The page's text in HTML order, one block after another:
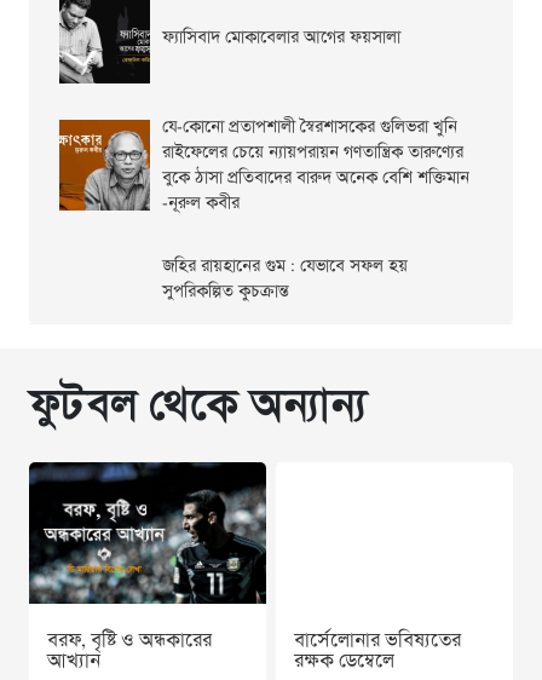
ফ্যাসিবাদ মোকাবেলার আগের ফয়সালা
যে-কোনো প্রতাপশালী স্বৈরশাসকের গুলিভরা খুনি
রাইফেলের চেয়ে ন্যায়পরায়ন গণতান্ত্রিক তারুণ্যের
বুকে ঠাসা প্রতিবাদের বারুদ অনেক বেশি শক্তিমান
-নূরুল কবীর
জহির রায়হানের গুম : যেভাবে সফল হয়
সুপরিকল্পিত কুচক্রান্ত
ফুটবল থেকে অন্যান্য
বরফ, বৃষ্টি ও অন্ধকারের
আখ্যান
বার্সেলোনার ভবিষ্যতের
রক্ষক ডেম্বেলে